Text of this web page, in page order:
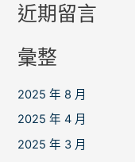
近期留言
彙整
2025 年 8 月
2025 年 4 月
2025 年 3 月